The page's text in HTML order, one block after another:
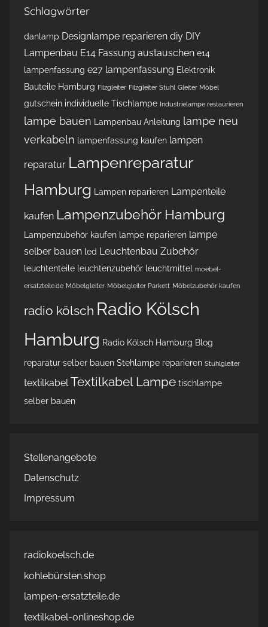
Schlagwörter
danlamp Designlampe reparieren diy DIY
Lampenbau E14 Fassung austauschen e14
lampenfassung e27 lampenfassung Elektronik
Bauteile Hamburg Filzgleiter Filzgleiter Stuhl Gleiter Möbel
gutschein individuelle Tischlampe Industrielampe restaurieren
lampe bauen Lampenbau Anleitung lampe neu
verkabeln lampenfassung kaufen lampen
reparatur Lampenreparatur
Hamburg Lampen reparieren Lampenteile
kaufen Lampenzubehör Hamburg
Lampenzubehör kaufen lampe reparieren lampe
selber bauen led Leuchtenbau Zubehör
leuchtenteile leuchtenzubehör leuchtmittel moebel-
ersatzteile.de Möbelgleiter Möbelgleiter Parkett Möbelzubehör kaufen
radio kölsch Radio Kölsch
Hamburg Radio Kölsch Hamburg Blog
reparatur selber bauen Stehlampe reparieren Stuhlgleiter
textilkabel Textilkabel Lampe tischlampe
selber bauen
Stellenangebote
Datenschutz
Impressum
radiokoelsch.de
kohlebürsten.shop
lampen-ersatzteile.de
textilkabel-onlineshop.de